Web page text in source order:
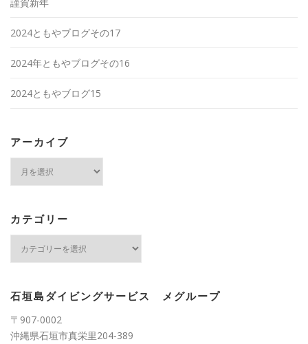
2024ともやブログその17
2024年ともやブログその16
2024ともやブログ15
アーカイブ
ブ
カテゴリー
ー
石垣島ダイビングサービス メグループ
〒907-0002
沖縄県石垣市真栄里204-389